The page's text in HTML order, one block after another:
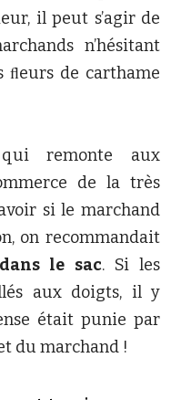
il peut s’agir de
n’hésitant
de carthame
remonte aux
de la très
si le marchand
on recommandait
le sac. Si les
aux doigts, il y
était punie par
du marchand !